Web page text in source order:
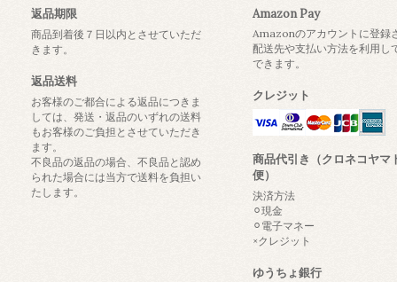
返品期限
商品到着後７日以内とさせていただ
きます。
返品送料
お客様のご都合による返品につきま
しては、発送・返品のいずれの送料
もお客様のご負担とさせていただき
ます。
不良品の返品の場合、不良品と認め
られた場合には当方で送料を負担い
たします。
Amazon Pay
Amazonのアカウントに登録
配送先や支払い方法を利用し
できます。
クレジット
商品代引き（クロネコヤマ
便）
決済方法
⚪︎現金
⚪︎電子マネー
×クレジット
ゆうちょ銀行